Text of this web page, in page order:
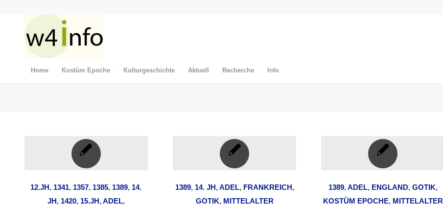
Home Kostüm Epoche Kulturgeschichte Aktuell Recherche Info
12.JH, 1341, 1357, 1385, 1389, 14.
JH, 1420, 15.JH,ADEL,
1389, 14. JH,ADEL, FRANKREICH,
GOTIK, MITTELALTER
1389,ADEL, ENGLAND, GOTIK,
KOSTÜM EPOCHE, MITTELALTER